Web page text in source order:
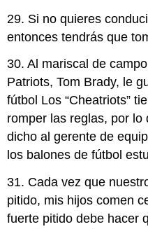
29. Si no quieres
entonces tendrás que
30. Al mariscal de
Patriots, Tom Brady, le
fútbol Los “Cheatriots”
romper las reglas, por
dicho al gerente de
los balones de fútbol
31. Cada vez que
pitido, mis hijos comen
fuerte pitido debe hacer